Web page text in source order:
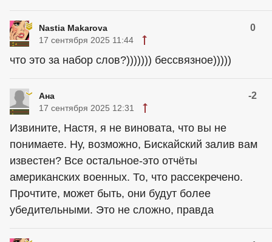
Nastia Makarova 0
17 сентября 2025 11:44
что это за набор слов?))))))) бессвязное)))))
Ана -2
17 сентября 2025 12:31
Извините, Настя, я не виновата, что вы не
понимаете. Ну, возможно, Бискайский залив вам
известен? Все остальное-это отчёты
американских военных. То, что рассекречено.
Прочтите, может быть, они будут более
убедительными. Это не сложно, правда